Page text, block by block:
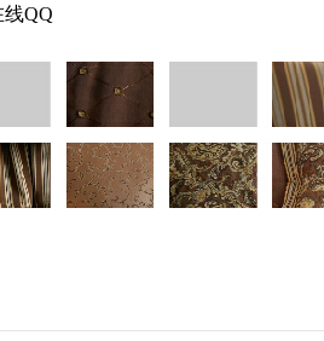
线QQ